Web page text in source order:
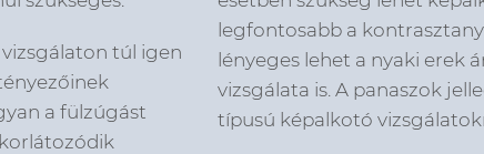
túl igen
a fülzúgást
legfontosabb a
lényeges lehet a nyaki
vizsgálata is. A panaszok
típusú képalkotó